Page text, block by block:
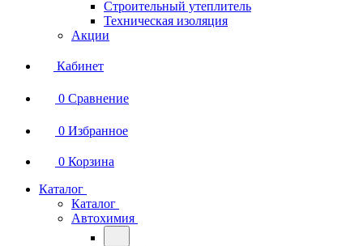
Строительный утеплитель
Техническая изоляция
Акции
Кабинет
0 Сравнение
0 Избранное
0 Корзина
Каталог
Каталог
Автохимия